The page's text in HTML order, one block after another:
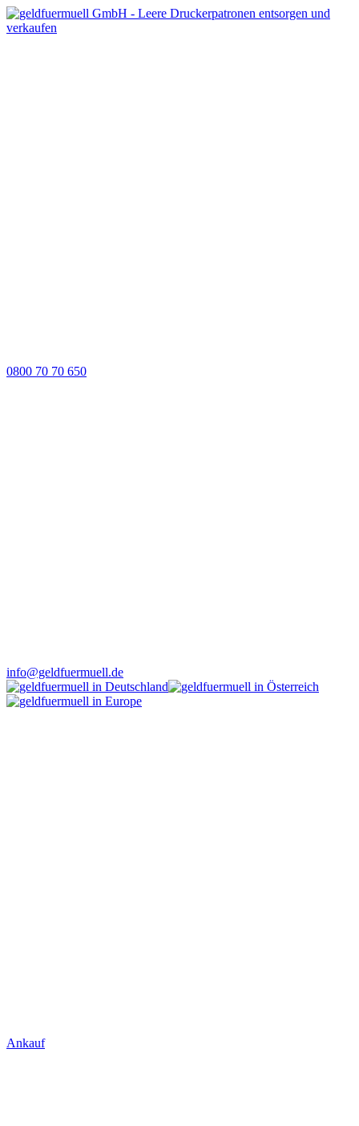
0800 70 70 650
info@geldfuermuell.de
Ankauf